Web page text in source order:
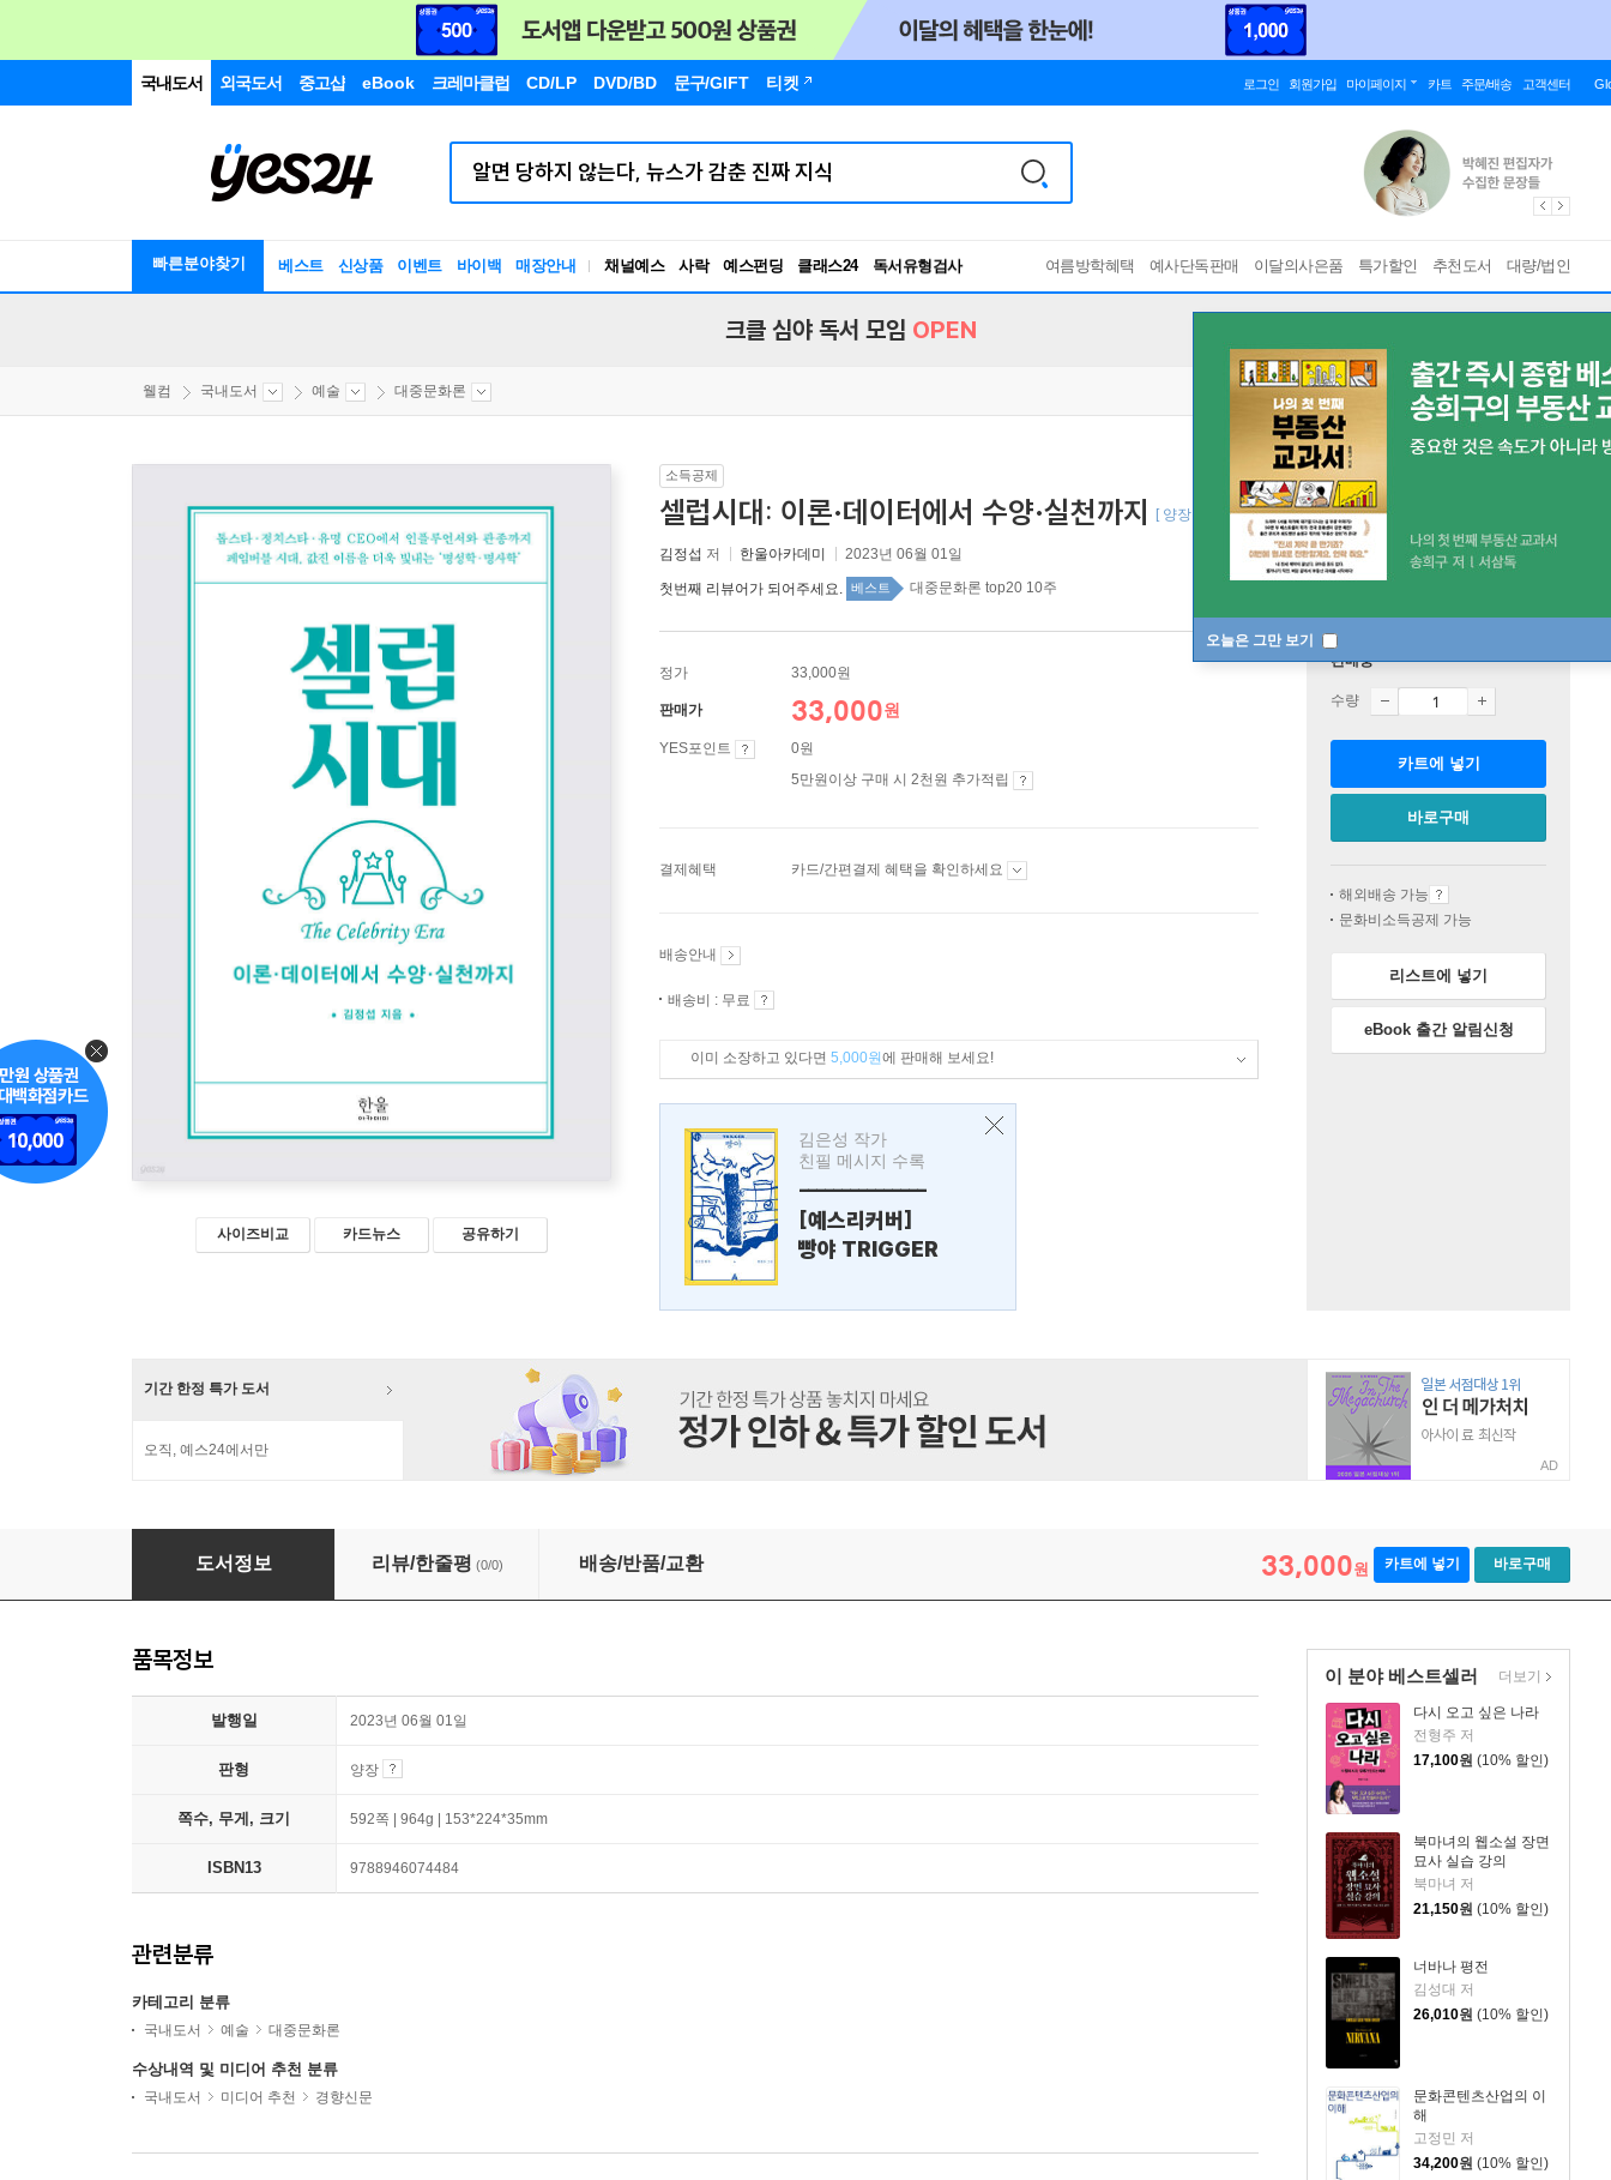
국내도서 외국도서 중고샵 eBook 크레마클럽 CD/LP DVD/BD 문구/GIFT 티켓 로그인 회원가입 마이페이지 카트 주문/배송 고객센터
빠른분야찾기 베스트 신상품 이벤트 바이백 매장안내 채널예스 사락 예스펀딩 클래스24
독서유형검사
RBTI Lab
여름방학혜택 예사단독판매 이달의사은품 특가할인 추천도서 대량/법인
오늘은 그만 보기
크클 심야 독서 모임 OPEN
웰컴 국내도서 예술 대중문화론
사이즈비교 카드뉴스 공유하기
소득공제
셀럽시대: 이론·데이터에서 수양·실천까지 [ 양장 ]
김정섭 저 한울아카데미 2023년 06월 01일
첫번째 리뷰어가 되어주세요. 베스트 대중문화론 top20 10주
정가 33,000원
판매가 33,000원
YES포인트
0원
5만원이상 구매 시 2천원 추가적립
결제혜택 카드/간편결제 혜택을 확인하세요
배송안내
배송비 : 무료
이미 소장하고 있다면 5,000원에 판매해 보세요!
김은성 작가
친필 메시지 수록
---------------
[예스리커버]
빵야 TRIGGER
판매중
수량
카트에 넣기
바로구매
해외배송 가능
문화비소득공제 가능
리스트에 넣기
eBook 출간 알림신청
기간 한정 특가 도서
오직, 예스24에서만
AD
셀럽시대: 이론·데이터에서 수양·실천까지
도서정보 리뷰/한줄평 (0/0) 배송/반품/교환 33,000원 카트에 넣기 바로구매
이 분야 베스트셀러
다시 오고 싶은 나라
전형주 저
17,100원 (10% 할인)
북마녀의 웹소설 장면
묘사 실습 강의
북마녀 저
21,150원 (10% 할인)
너바나 평전
김성대 저
26,010원 (10% 할인)
문화콘텐츠산업의 이
해
고정민 저
34,200원 (10% 할인)
더보기
품목정보
발행일 2023년 06월 01일
판형 양장
쪽수, 무게, 크기 592쪽 | 964g | 153*224*35mm
ISBN13 9788946074484
관련분류
카테고리 분류
국내도서 예술 대중문화론
수상내역 및 미디어 추천 분류
국내도서 미디어 추천 경향신문